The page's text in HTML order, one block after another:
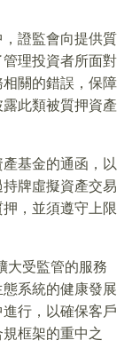
證監會向提供質
理投資者所面對
關的錯誤，保障
此類被質押資產
基金的通函，以
牌虛擬資產交易
，並須遵守上限
大受監管的服務
系統的健康發展
行，以確保客戶
框架的重中之